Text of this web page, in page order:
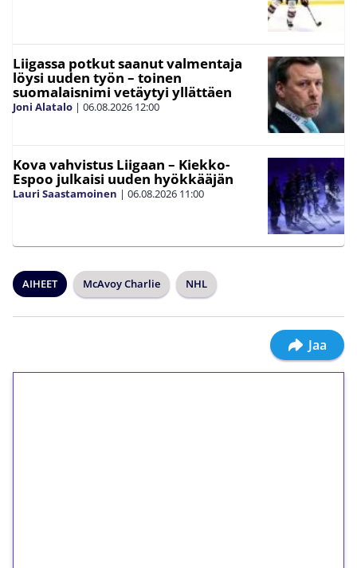
Liigassa potkut saanut valmentaja
löysi uuden työn – toinen
suomalaisnimi vetäytyi yllättäen
Joni Alatalo | 06.08.2026 12:00
Kova vahvistus Liigaan – Kiekko-
Espoo julkaisi uuden hyökkääjän
Lauri Saastamoinen | 06.08.2026 11:00
AIHEET McAvoy Charlie NHL
Jaa